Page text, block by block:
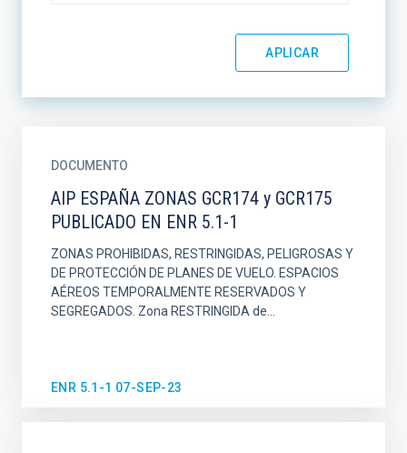
DOCUMENTO
AIP ESPAÑA ZONAS GCR174 y GCR175
PUBLICADO EN ENR 5.1-1
ZONAS PROHIBIDAS, RESTRINGIDAS, PELIGROSAS Y
DE PROTECCIÓN DE PLANES DE VUELO. ESPACIOS
AÉREOS TEMPORALMENTE RESERVADOS Y
SEGREGADOS. Zona RESTRINGIDA de...
ENR 5.1-1 07-SEP-23